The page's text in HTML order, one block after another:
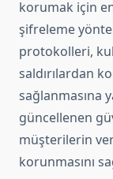
korumak için
şifreleme
protokolleri,
saldırılardan
sağlanmasına
güncellenen
müşterilerin
korunmasını